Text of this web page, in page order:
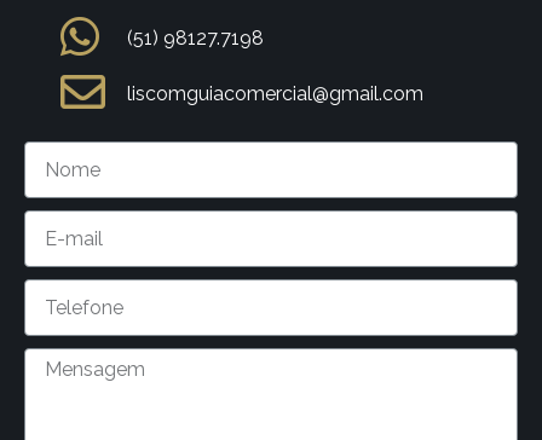
(51) 98127.7198
liscomguiacomercial@gmail.com